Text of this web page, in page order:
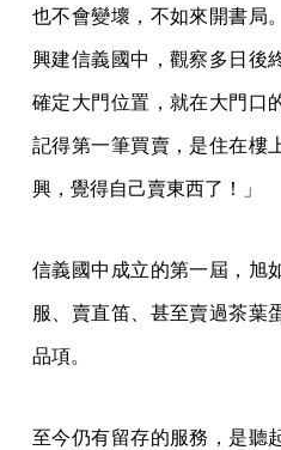
也不會變壞，不如來開書局
興建信義國中，觀察多日後
確定大門位置，就在大門口
記得第一筆買賣，是住在樓
興，覺得自己賣東西了！」
信義國中成立的第一屆，旭
服、賣直笛、甚至賣過茶葉
品項。
至今仍有留存的服務，是聽